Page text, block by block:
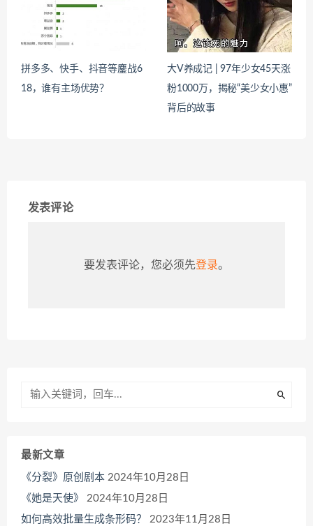
拼多多、快手、抖音等鏖战6
18，谁有主场优势？
大V养成记 ​| 97年少女45天涨
粉1000万，揭秘“美少女小惠”
背后的故事
发表评论
要发表评论，您必须先登录。
最新文章
《分裂》原创剧本 2024年10月28日
《她是天使》
2024年10月28日
如何高效批量生成条形码？
2023年11月28日